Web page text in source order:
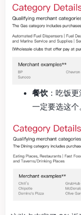
餐饮 ：吃饭
一定要选这个